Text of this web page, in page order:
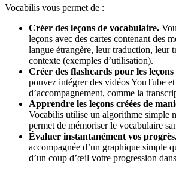
Vocabilis vous permet de :
Créer des leçons de vocabulaire.
leçons avec des cartes contenant des
langue étrangère, leur traduction, leur
contexte (exemples d’utilisation).
Créer des flashcards pour les
pouvez intégrer des vidéos YouTube
d’accompagnement, comme la
Apprendre les leçons créées de
Vocabilis utilise un algorithme simple
permet de mémoriser le vocabulaire
Évaluer instantanément vos
accompagnée d’un graphique simple
d’un coup d’œil votre progression